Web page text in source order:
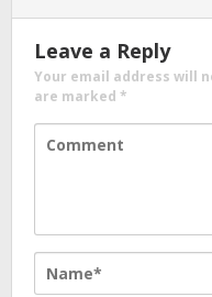
Leave a Reply
Your email address will
are marked *